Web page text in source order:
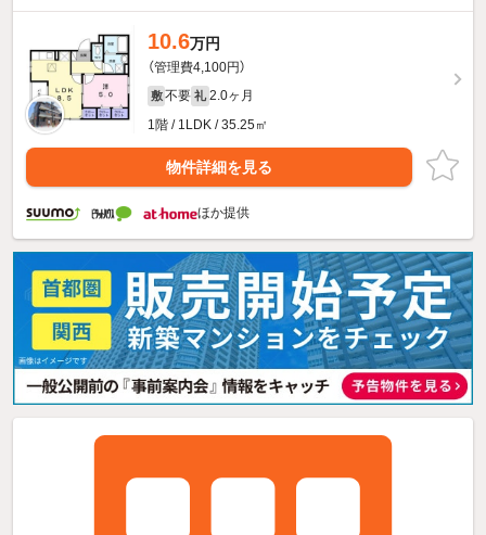
10.6万円
（管理費4,100円）
敷 不要 礼 2.0ヶ月
1階 / 1LDK / 35.25㎡
物件詳細を見る
ほか提供